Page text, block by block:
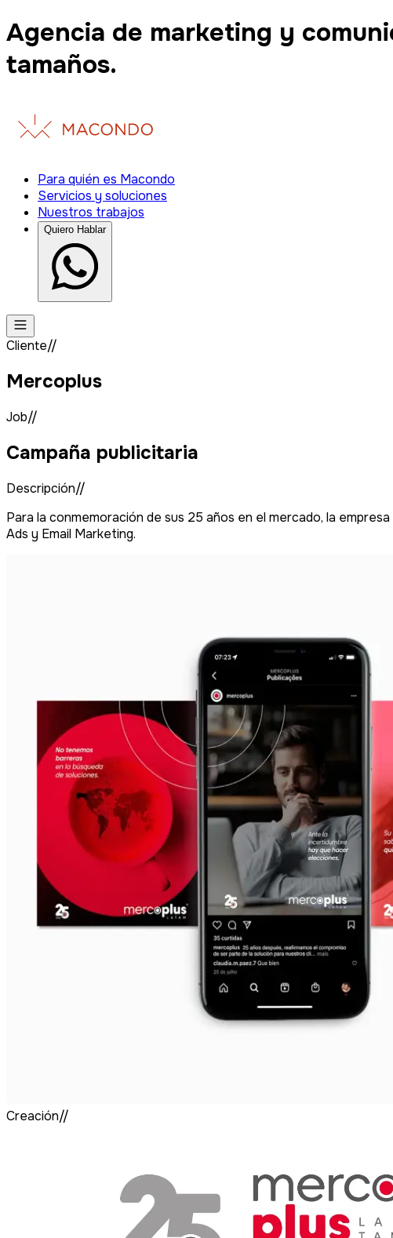
Agencia de marketing y
tamaños.
Para quién es Macondo
Servicios y soluciones
Nuestros trabajos
Quiero Hablar
Cliente//
Mercoplus
Job//
Campaña publicitaria
Descripción//
Para la conmemoración de sus 25 años en el mercado, la
Ads y Email Marketing.
Creación//